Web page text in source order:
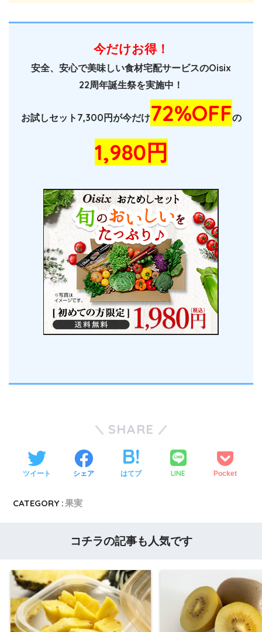
今だけお得！
安全、安心で美味しい食材宅配サービスのOisix
22周年誕生祭を実施中！
お試しセット7,300円が今だけ72%OFFの
1,980円
SHARE
ツイート シェア はてブ LINE Pocket
CATEGORY :果実
コチラの記事も人気です